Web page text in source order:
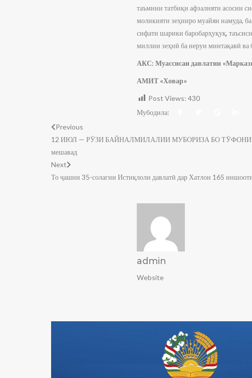
таъмини татбиқи афзалияти асосии
моликияти зеҳниро муайян намуда,
сифати шарики баробарҳуқуқ,
миллии зеҳнӣ ба неруи минтақавӣ
АКС: Муассисаи давлатии
АМИТ «Ховар»
Post Views: 430
Мубодила:
Previous
12 ИЮЛ — РӮЗИ БАЙНАЛМИЛАЛИИ МУБОРИЗА БО ТӮФОНИ РЕГУ
мешавад
Next
То ҷашни 35-солагии Истиқлоли давлатӣ дар Хатлон 165
admin
Website